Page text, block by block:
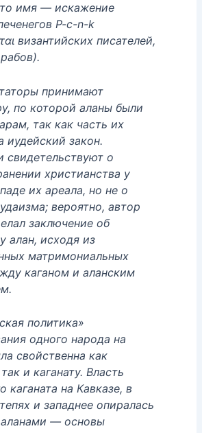
имя — искажение
P-c-n-k
византийских писателей,
принимают
по которой аланы были
так как часть их
иудейский закон.
свидетельствуют о
христианства у
их ареала, но не о
вероятно, автор
заключение об
алан, исходя из
матримониальных
каганом и аланским
политика»
одного народа на
свойственна как
и каганату. Власть
каганата на Кавказе, в
и западнее опиралась
— основы